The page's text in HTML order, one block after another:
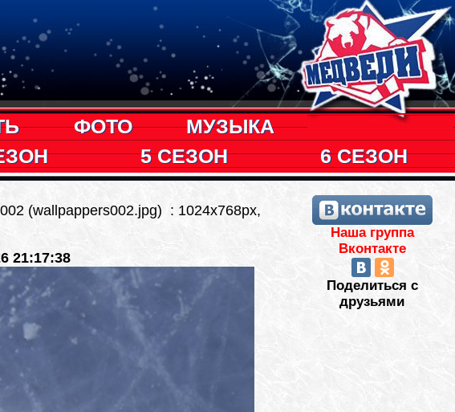
ФОТО
МУЗЫКА
5 СЕЗОН 6 СЕЗОН
(wallpappers002.jpg) : 1024x768px,
21:17:38
Наша группа
Вконтакте
Поделиться с
друзьями